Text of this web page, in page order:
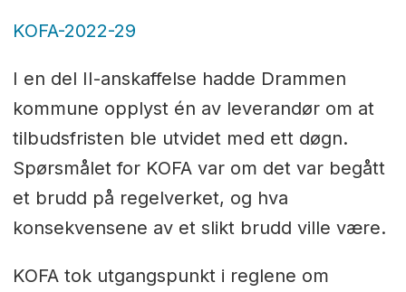
KOFA-2022-29
I en del II-anskaffelse hadde Drammen
kommune opplyst én av leverandør om at
tilbudsfristen ble utvidet med ett døgn.
Spørsmålet for KOFA var om det var begått
et brudd på regelverket, og hva
konsekvensene av et slikt brudd ville være.
KOFA tok utgangspunkt i reglene om